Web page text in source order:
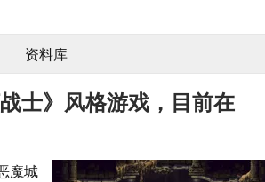
资料库
士》风格游戏，目前在
魔城